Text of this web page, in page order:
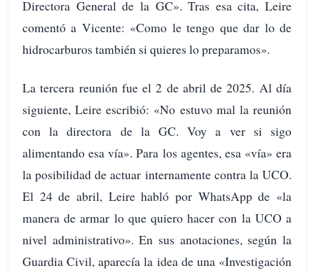
Directora General de la GC». Tras esa cita, Leire
comentó a Vicente: «Como le tengo que dar lo de
hidrocarburos también si quieres lo preparamos».
La tercera reunión fue el 2 de abril de 2025. Al día
siguiente, Leire escribió: «No estuvo mal la reunión
con la directora de la GC. Voy a ver si sigo
alimentando esa vía». Para los agentes, esa «vía» era
la posibilidad de actuar internamente contra la UCO.
El 24 de abril, Leire habló por WhatsApp de «la
manera de armar lo que quiero hacer con la UCO a
nivel administrativo». En sus anotaciones, según la
Guardia Civil, aparecía la idea de una «Investigación